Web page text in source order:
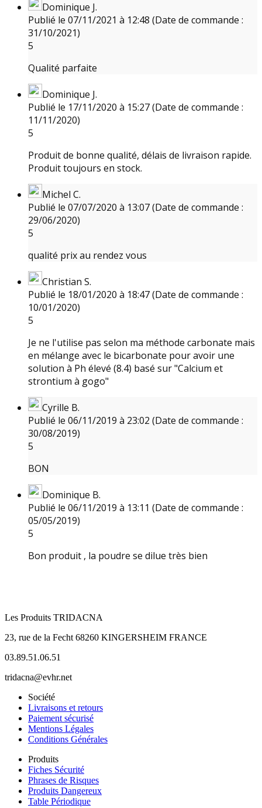
Dominique J.
Publié le 07/11/2021 à 12:48 (Date de commande :
31/10/2021)
5
Qualité parfaite
Dominique J.
Publié le 17/11/2020 à 15:27(Date de commande :
11/11/2020)
5
Produit de bonne qualité, délais de livraison rapide.
Produit toujours en stock.
Michel C.
Publié le 07/07/2020 à 13:07(Date de commande :
29/06/2020)
5
qualité prix au rendez vous
Christian S.
Publié le 18/01/2020 à 18:47(Date de commande :
10/01/2020)
5
Je ne l'utilise pas selon ma méthode carbonate mais
en mélange avec le bicarbonate pour avoir une
solution à Ph élevé (8.4) basé sur "Calcium et
strontium à gogo"
Cyrille B.
Publié le 06/11/2019 à 23:02 (Date de commande :
30/08/2019)
5
BON
Dominique B.
Publié le 06/11/2019 à 13:11 (Date de commande :
05/05/2019)
5
Bon produit , la poudre se dilue très bien
Les Produits TRIDACNA
23, rue de la Fecht 68260 KINGERSHEIM FRANCE
03.89.51.06.51
tridacna@evhr.net
Société
Livraisons et retours
Paiement sécurisé
Mentions Légales
Conditions Générales
Produits
Fiches Sécurité
Phrases de Risques
Produits Dangereux
Table Périodique